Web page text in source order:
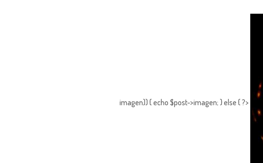
imagen)) { echo $post->imagen; } else { ?>